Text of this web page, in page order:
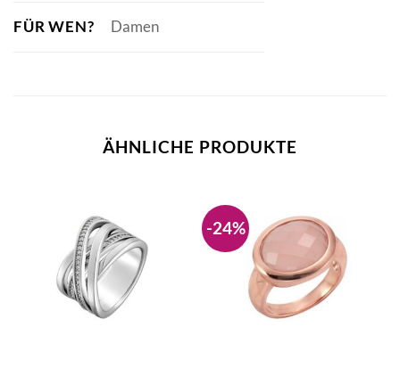
FÜR WEN? Damen
ÄHNLICHE PRODUKTE
-24%